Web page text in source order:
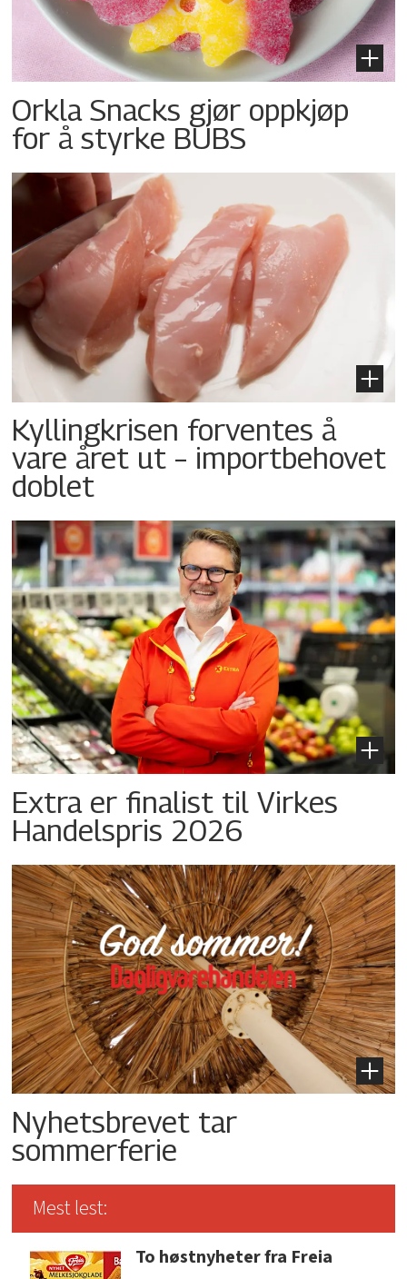
Orkla Snacks gjør oppkjøp
for å styrke BUBS
Kyllingkrisen forventes å
vare året ut – importbehovet
doblet
Extra er finalist til Virkes
Handelspris 2026
Nyhetsbrevet tar
sommerferie
Mest lest:
To høstnyheter fra Freia